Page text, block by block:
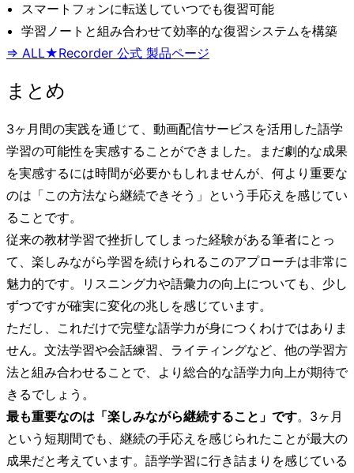
スマートフォンに転送していつでも復習可能
学習ノートと組み合わせて効率的な復習システムを構築
⇒ ALL★Recorder 公式 製品ページ
まとめ
3ヶ月間の実践を通じて、動画配信サービスを活用した語学
学習の可能性を実感することができました。まだ劇的な成果
を実感するには時間が必要かもしれませんが、何より重要な
のは「この方法なら継続できそう」という手応えを感じてい
ることです。
従来の教材学習で挫折してしまった経験がある筆者にとっ
て、楽しみながら学習を続けられるこのアプローチは非常に
魅力的です。リスニング力や語彙力の向上についても、少し
ずつですが確実に変化の兆しを感じています。
ただし、これだけで完璧な語学力が身につくわけではありま
せん。文法学習や会話練習、ライティングなど、他の学習方
法と組み合わせることで、より総合的な語学力向上が期待で
きるでしょう。
最も重要なのは「楽しみながら継続すること」です。3ヶ月
という短期間でも、継続の手応えを感じられたことが最大の
成果だと考えています。語学学習に行き詰まりを感じている